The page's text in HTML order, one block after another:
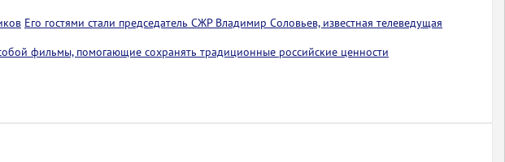
Его гостями стали председатель СЖР Владимир Соловьев, известная телеведущая
фильмы, помогающие сохранять традиционные российские ценности